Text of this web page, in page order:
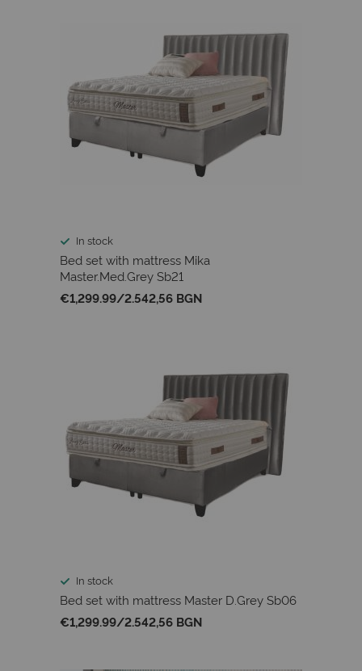
In stock
Bed set with mattress Mika
Master.Med.Grey Sb21
€1,299.99/2.542,56 BGN
In stock
Bed set with mattress Master D.Grey Sb06
€1,299.99/2.542,56 BGN